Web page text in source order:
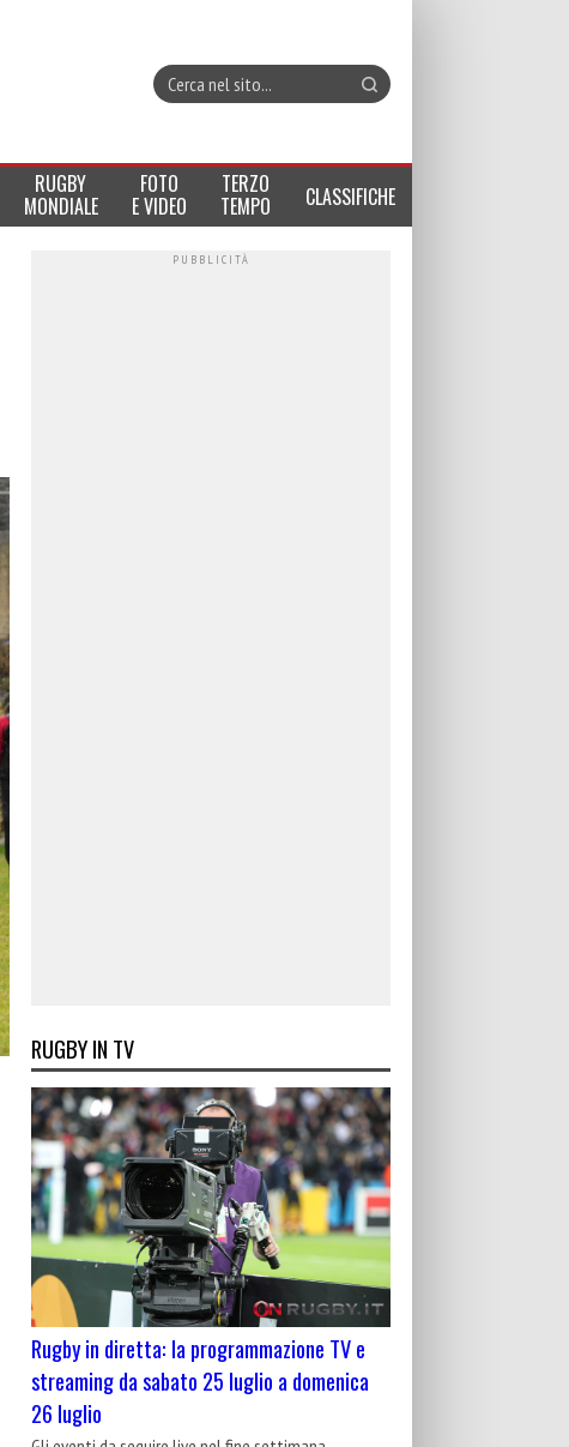
RUGBY
MONDIALE
FOTO
E VIDEO
TERZO
TEMPO CLASSIFICHE
RUGBY IN TV
Rugby in diretta: la programmazione TV e
streaming da sabato 25 luglio a domenica
26 luglio